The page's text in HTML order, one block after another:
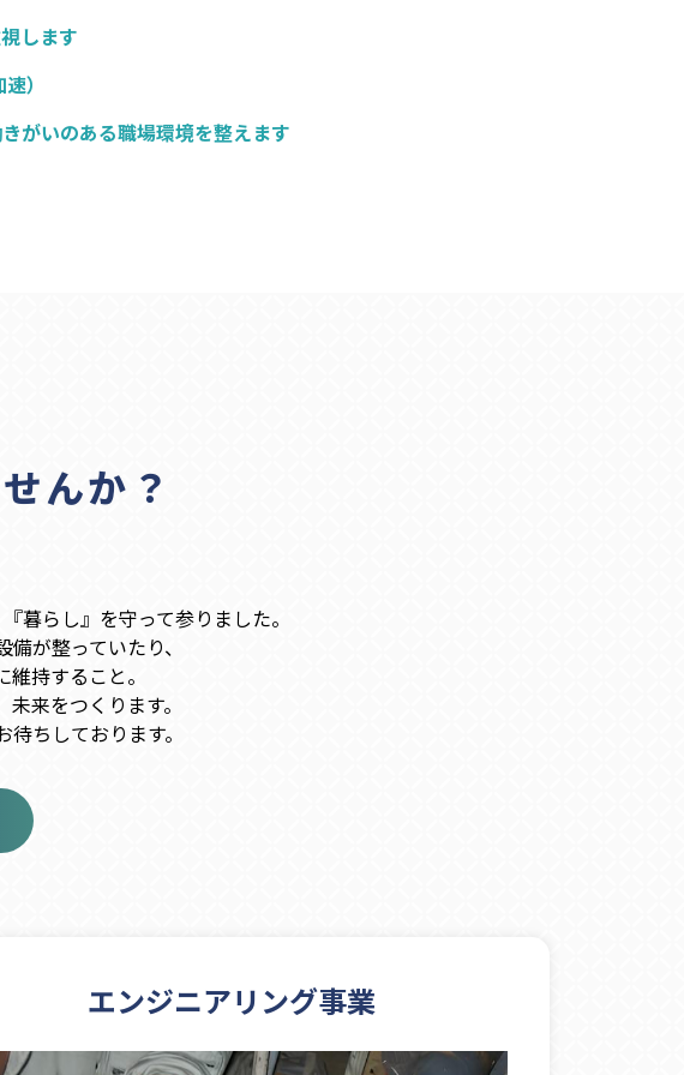
します
）
がいのある職場環境を整えます
んか？
暮らし』を守って参りました。
が整っていたり、
持すること。
来をつくります。
ちしております。
エンジニアリング事業